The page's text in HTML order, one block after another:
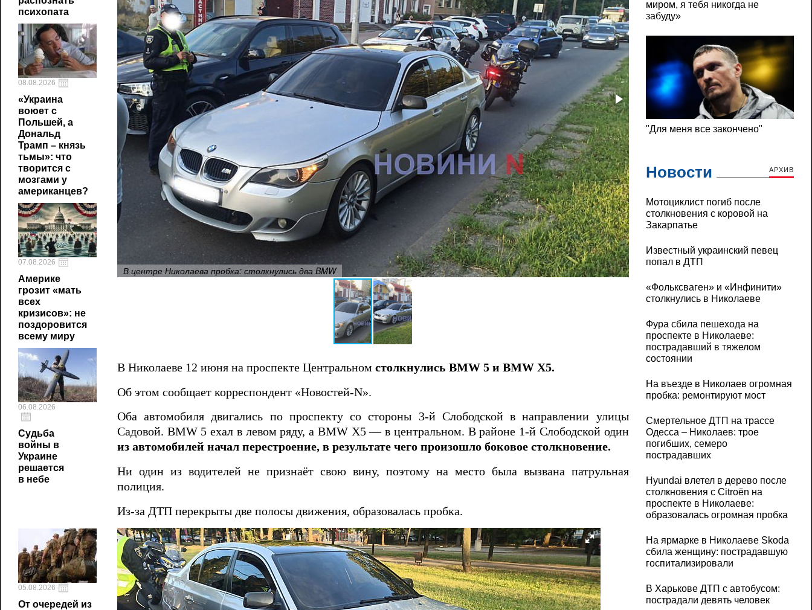
психопата
08.08.2026
«Украина
воюет с
Польшей, а
Дональд
Трамп – князь
тьмы»: что
творится с
мозгами у
американцев?
07.08.2026
Америке
грозит «мать
всех
кризисов»: не
поздоровится
всему миру
06.08.2026
Судьба
войны в
Украине
решается
в небе
05.08.2026
От очередей из
В центре Николаева пробка: столкнулись два BMW В центре Николаева пробка:
В Николаеве 12 июня на проспекте Центральном столкнулись BMW 5 и BMW X5.
Об этом сообщает корреспондент «Новостей-N».
Оба автомобиля двигались по проспекту со стороны 3-й Слободской в направлении улицы
Садовой. BMW 5 ехал в левом ряду, а BMW X5 — в центральном. В районе 1-й Слободской один
из автомобилей начал перестроение, в результате чего произошло боковое столкновение.
Ни один из водителей не признаёт свою вину, поэтому на место была вызвана патрульная
полиция.
Из-за ДТП перекрыты две полосы движения, образовалась пробка.
Новости АРХИВ
Мотоциклист погиб после
столкновения с коровой на
Закарпатье
Известный украинский певец
попал в ДТП
«Фольксваген» и «Инфинити»
столкнулись в Николаеве
Фура сбила пешехода на
проспекте в Николаеве:
пострадавший в тяжелом
состоянии
На въезде в Николаев огромная
пробка: ремонтируют мост
Смертельное ДТП на трассе
Одесса – Николаев: трое
погибших, семеро
пострадавших
Hyundai влетел в дерево после
столкновения с Citroën на
проспекте в Николаеве:
образовалась огромная пробка
На ярмарке в Николаеве Skoda
сбила женщину: пострадавшую
госпитализировали
В Харькове ДТП с автобусом:
пострадали девять человек